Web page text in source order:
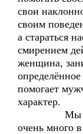
свои
своим
а стараться
смирением
женщина,
помогает
характер.
Мы
очень много